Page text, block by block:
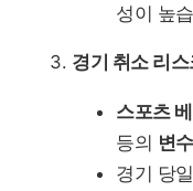
성이 높
경기 취소 리
스포츠
등의 변수
경기 당일